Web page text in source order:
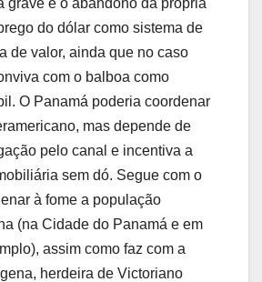
grave é o abandono da própria
do dólar como sistema de
de valor, ainda que no caso
com o balboa como
O Panamá poderia coordenar
mas depende de
pelo canal e incentiva a
sem dó. Segue com o
à fome a população
(na Cidade do Panamá e em
assim como faz com a
herdeira de Victoriano